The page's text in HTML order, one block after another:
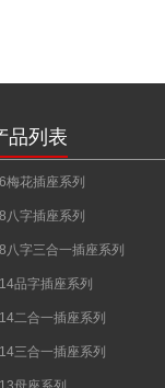
品列表
梅花插座系列
八字插座系列
八字三合一插座系列
品字插座系列
二合一插座系列
三合一插座系列